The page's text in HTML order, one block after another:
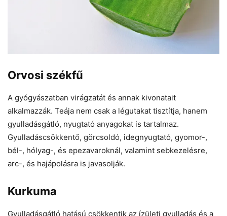
Orvosi székfű
A gyógyászatban virágzatát és annak kivonatait
alkalmazzák. Teája nem csak a légutakat tisztítja, hanem
gyulladásgátló, nyugtató anyagokat is tartalmaz.
Gyulladáscsökkentő, görcsoldó, idegnyugtató, gyomor-,
bél-, hólyag-, és epezavaroknál, valamint sebkezelésre,
arc-, és hajápolásra is javasolják.
Kurkuma
Gyulladásgátló hatású csökkentik az ízületi gyulladás és a